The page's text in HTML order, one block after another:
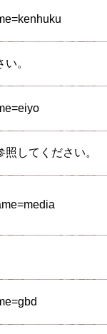
。
してください。